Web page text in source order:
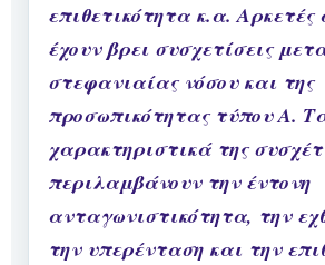
επιθετικότητα κ.α. Αρκετές
έχουν βρει συσχετίσεις
στεφανιαίας νόσου και της
προσωπικότητας τύπου Α.
χαρακτηριστικά της
περιλαμβάνουν την έντονη
ανταγωνιστικότητα, την
την υπερένταση και την